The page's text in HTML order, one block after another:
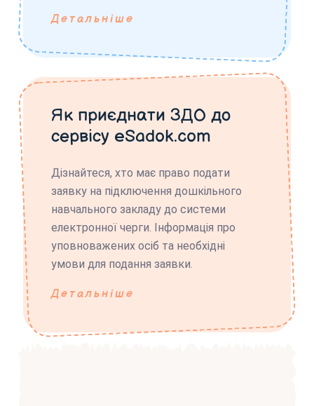
Детальніше
Як приєднати ЗДО до
сервісу eSadok.com
Дізнайтеся, хто має право подати
заявку на підключення дошкільного
навчального закладу до системи
електронної черги. Інформація про
уповноважених осіб та необхідні
умови для подання заявки.
Детальніше